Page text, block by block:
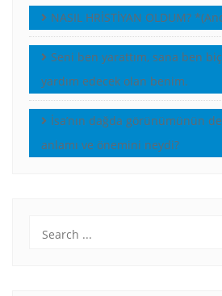
NASIL HRİSTİYAN OLDUM?
Seni ben yarattım, sana ben
yardım edecek olan benim.
İsa’nın dağda görünümünün
anlamı ve önemini neydi?